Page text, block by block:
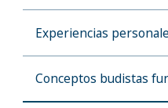
Experiencias
Conceptos budistas